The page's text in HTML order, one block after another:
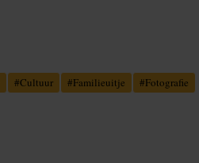
#Cultuur #Familieuitje #Fotografie